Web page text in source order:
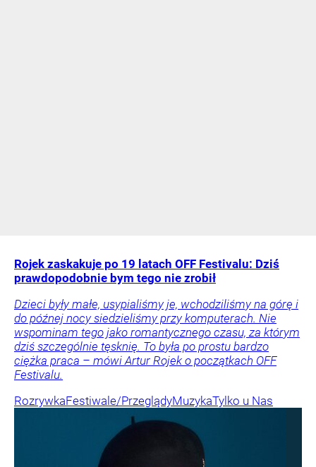
Rojek zaskakuje po 19 latach OFF Festivalu: Dziś
prawdopodobnie bym tego nie zrobił
Dzieci były małe, usypialiśmy je, wchodziliśmy na górę i
do późnej nocy siedzieliśmy przy komputerach. Nie
wspominam tego jako romantycznego czasu, za którym
dziś szczególnie tęsknię. To była po prostu bardzo
ciężka praca – mówi Artur Rojek o początkach OFF
Festivalu.
RozrywkaFestiwale/PrzeglądyMuzykaTylko u Nas